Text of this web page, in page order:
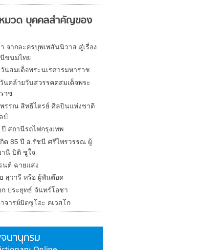
มวด บุคคลสำคัญของ
จากละครบุพเพสันนิวาส สู่เรื่อง
ขนมไทย
นสมเด็จพระนเรศวรมหาราช
นคล้ายวันสวรรคตสมเด็จพระ
าช
พรรณ สิทธิไตรย์ ศิลปินแห่งชาติ
ป์
สถานีรถไฟกรุงเทพ
ด 85 ปี อ.รัชนี ศรีไพรวรรณ ผู้
นี ปิติ ชูใจ
นต์ ฉายแสง
สุวารี หรือ ผู้พันต๊อด
ก ประยุทธ์ จันทร์โอชา
จารย์มิตซูโอะ คเวสโก
นานุกรม